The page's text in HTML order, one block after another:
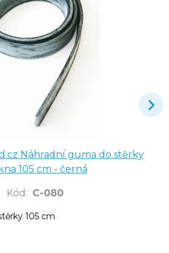
Náhradní guma do stěrky
105 cm - černá
Kód : C-080
105 cm